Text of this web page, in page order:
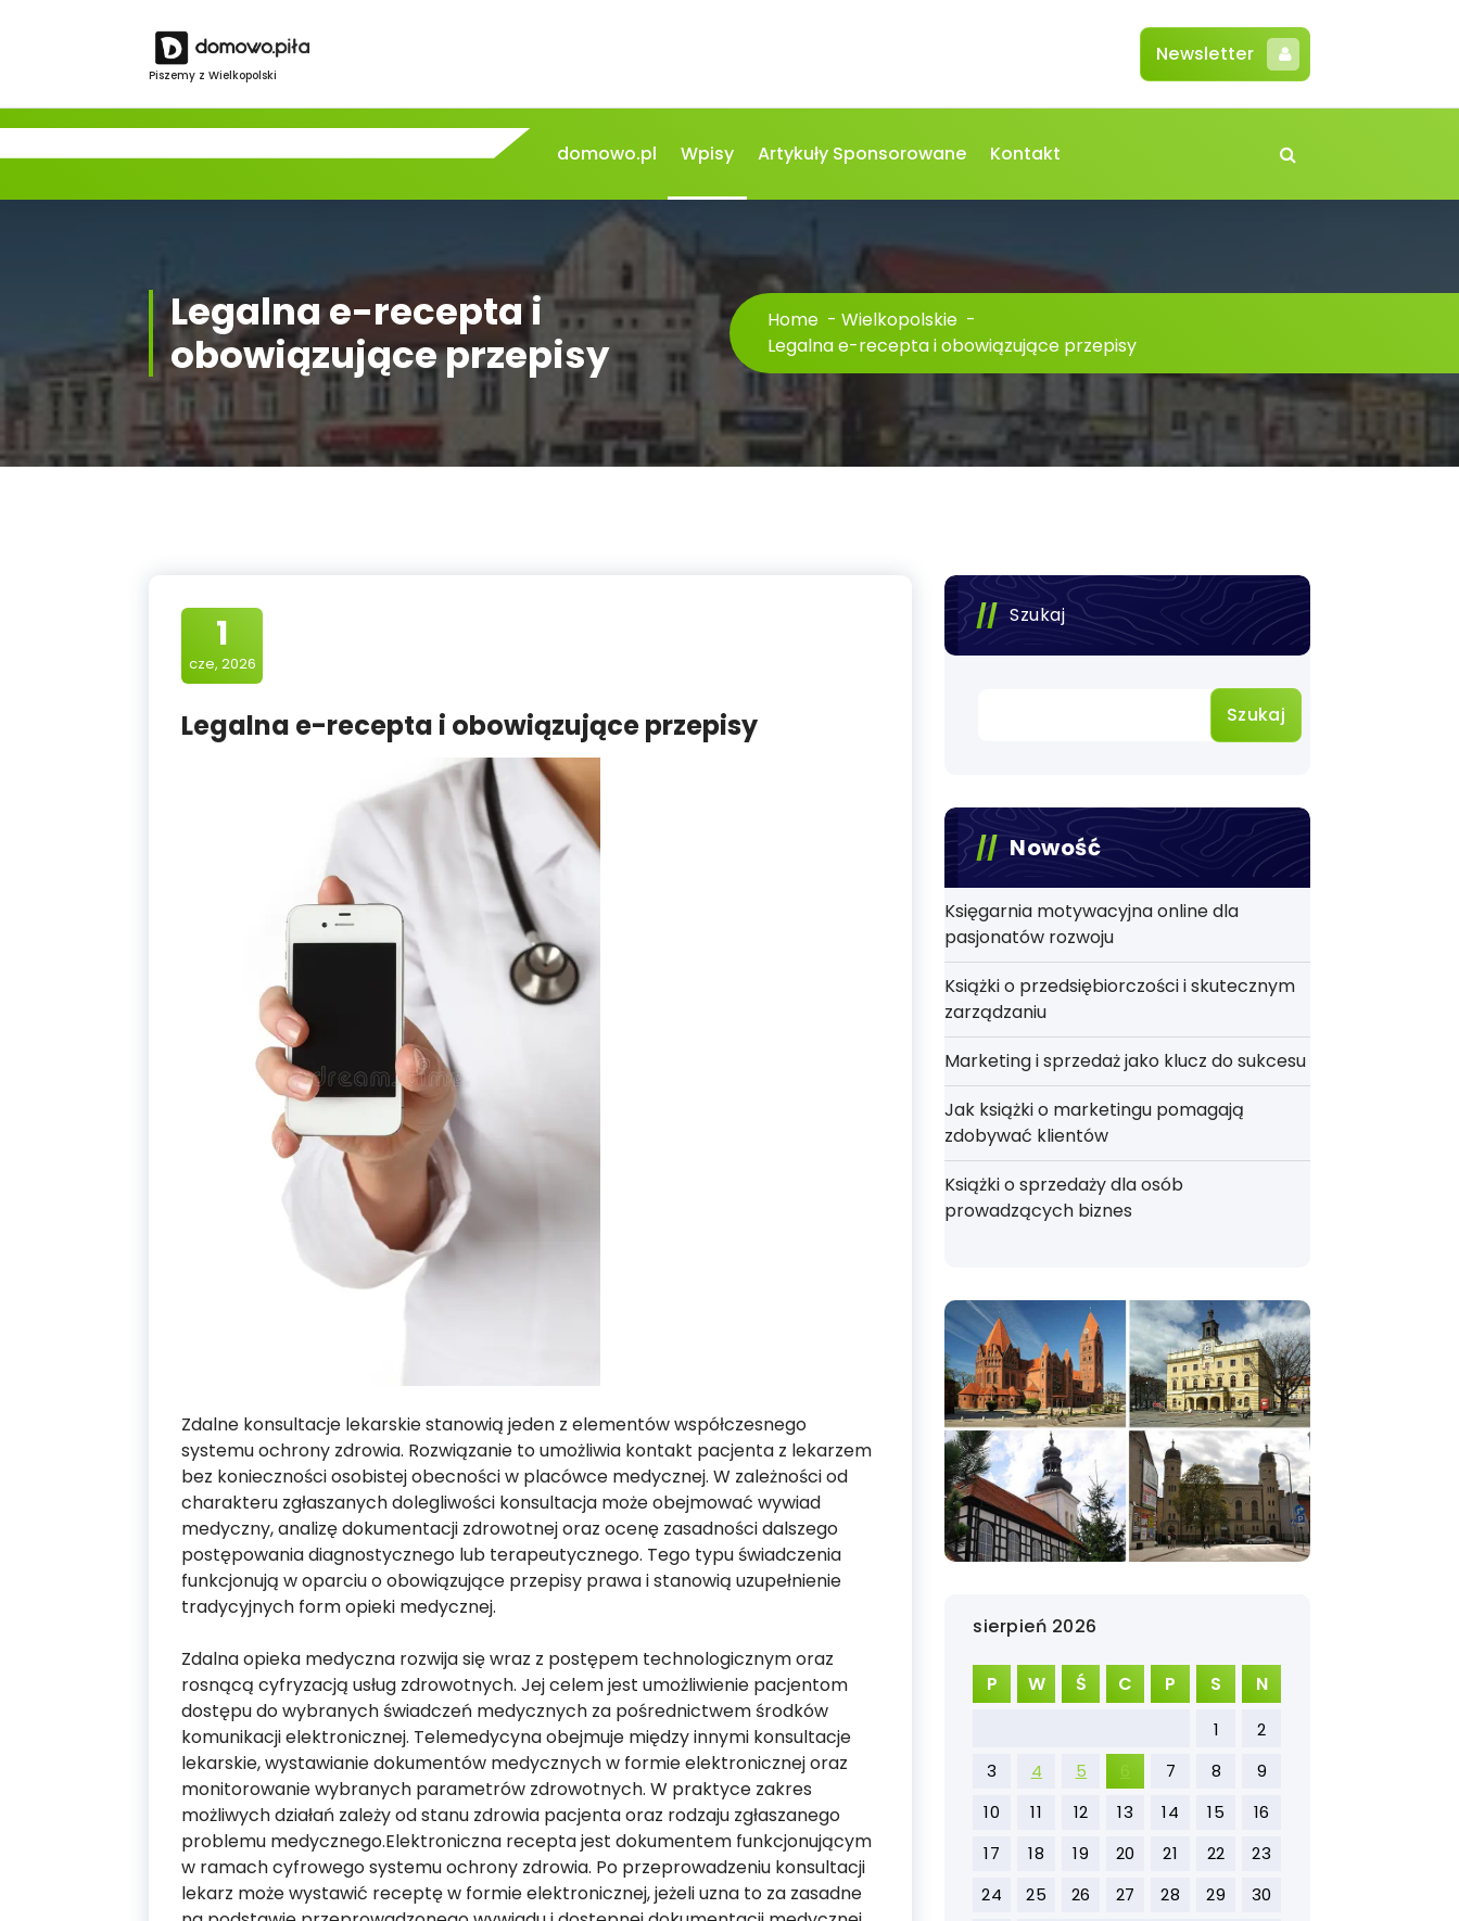
Piszemy z Wielkopolski
Newsletter
domowo.pl Wpisy Artykuły Sponsorowane Kontakt
Legalna e-recepta i
obowiązujące przepisy
Home - Wielkopolskie -
Legalna e-recepta i obowiązujące przepisy
1
cze, 2026
Legalna e-recepta i obowiązujące przepisy
Zdalne konsultacje lekarskie stanowią jeden z elementów współczesnego
systemu ochrony zdrowia. Rozwiązanie to umożliwia kontakt pacjenta z lekarzem
bez konieczności osobistej obecności w placówce medycznej. W zależności od
charakteru zgłaszanych dolegliwości konsultacja może obejmować wywiad
medyczny, analizę dokumentacji zdrowotnej oraz ocenę zasadności dalszego
postępowania diagnostycznego lub terapeutycznego. Tego typu świadczenia
funkcjonują w oparciu o obowiązujące przepisy prawa i stanowią uzupełnienie
tradycyjnych form opieki medycznej.
Zdalna opieka medyczna rozwija się wraz z postępem technologicznym oraz
rosnącą cyfryzacją usług zdrowotnych. Jej celem jest umożliwienie pacjentom
dostępu do wybranych świadczeń medycznych za pośrednictwem środków
komunikacji elektronicznej. Telemedycyna obejmuje między innymi konsultacje
lekarskie, wystawianie dokumentów medycznych w formie elektronicznej oraz
monitorowanie wybranych parametrów zdrowotnych. W praktyce zakres
możliwych działań zależy od stanu zdrowia pacjenta oraz rodzaju zgłaszanego
problemu medycznego.Elektroniczna recepta jest dokumentem funkcjonującym
w ramach cyfrowego systemu ochrony zdrowia. Po przeprowadzeniu konsultacji
lekarz może wystawić receptę w formie elektronicznej, jeżeli uzna to za zasadne
Szukaj
Szukaj
Nowość
Księgarnia motywacyjna online dla
pasjonatów rozwoju
Książki o przedsiębiorczości i skutecznym
zarządzaniu
Marketing i sprzedaż jako klucz do sukcesu
Jak książki o marketingu pomagają
zdobywać klientów
Książki o sprzedaży dla osób
prowadzących biznes
sierpień 2026
P W Ś C P S N
1
2
3
4 5 6 7 8
9
10
11 12 13 14 15
16
17
18 19 20 21 22
23
24
25 26 27 28 29
30